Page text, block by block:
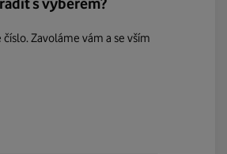
Zavoláme vám a se vším